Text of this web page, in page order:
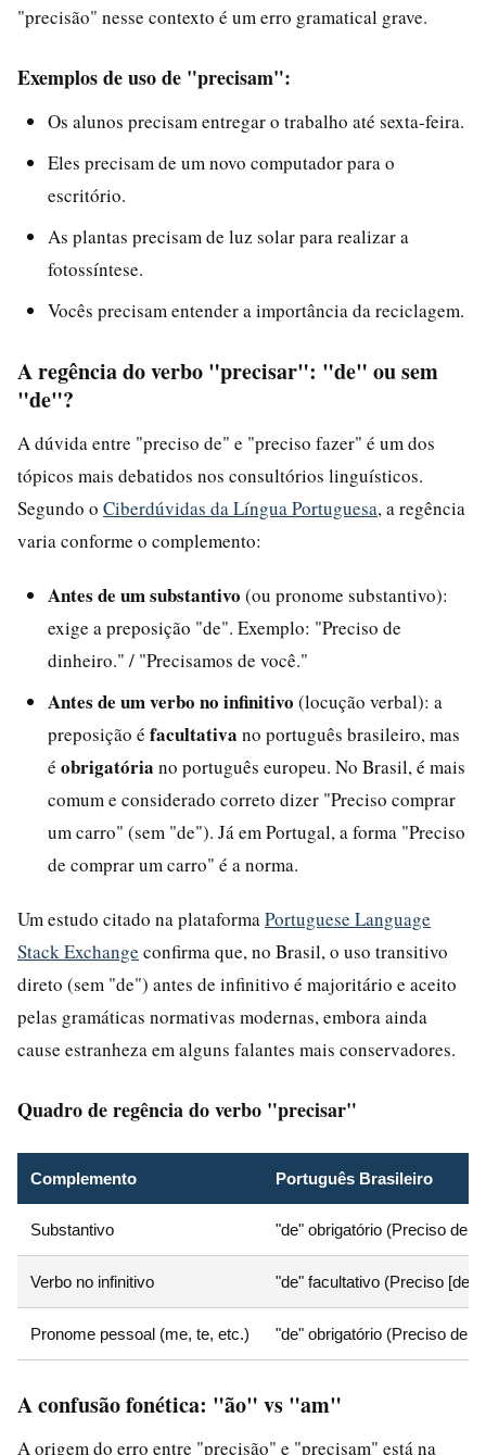
"precisão" nesse contexto é um erro gramatical grave.
Exemplos de uso de "precisam":
Os alunos precisam entregar o trabalho até sexta-feira.
Eles precisam de um novo computador para o
escritório.
As plantas precisam de luz solar para realizar a
fotossíntese.
Vocês precisam entender a importância da reciclagem.
A regência do verbo "precisar": "de" ou sem
"de"?
A dúvida entre "preciso de" e "preciso fazer" é um dos
tópicos mais debatidos nos consultórios linguísticos.
Segundo o Ciberdúvidas da Língua Portuguesa, a regência
varia conforme o complemento:
Antes de um substantivo (ou pronome substantivo):
exige a preposição "de". Exemplo: "Preciso de
dinheiro." / "Precisamos de você."
Antes de um verbo no infinitivo (locução verbal): a
preposição é facultativa no português brasileiro, mas
é obrigatória no português europeu. No Brasil, é mais
comum e considerado correto dizer "Preciso comprar
um carro" (sem "de"). Já em Portugal, a forma "Preciso
de comprar um carro" é a norma.
Um estudo citado na plataforma Portuguese Language
Stack Exchange confirma que, no Brasil, o uso transitivo
direto (sem "de") antes de infinitivo é majoritário e aceito
pelas gramáticas normativas modernas, embora ainda
cause estranheza em alguns falantes mais conservadores.
Quadro de regência do verbo "precisar"
Complemento Português Brasileiro
Substantivo "de" obrigatório (Preciso de
Verbo no infinitivo "de" facultativo (Preciso [de]
Pronome pessoal (me, te, etc.) "de" obrigatório (Preciso de ti)
A confusão fonética: "ão" vs "am"
A origem do erro entre "precisão" e "precisam" está na